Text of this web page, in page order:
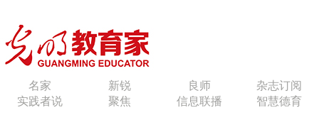
名家 新锐 良师
杂志订阅
实践者说
聚焦 信息联播 智慧德育